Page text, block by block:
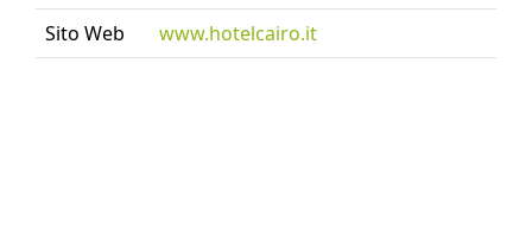
Sito Web
www.hotelcairo.it